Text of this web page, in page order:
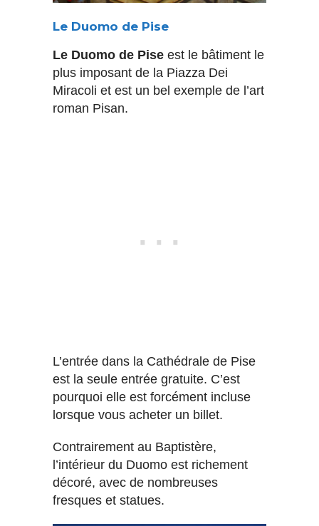
Le Duomo de Pise
Le Duomo de Pise est le bâtiment le
plus imposant de la Piazza Dei
Miracoli et est un bel exemple de l’art
roman Pisan.
L’entrée dans la Cathédrale de Pise
est la seule entrée gratuite. C’est
pourquoi elle est forcément incluse
lorsque vous acheter un billet.
Contrairement au Baptistère,
l’intérieur du Duomo est richement
décoré, avec de nombreuses
fresques et statues.